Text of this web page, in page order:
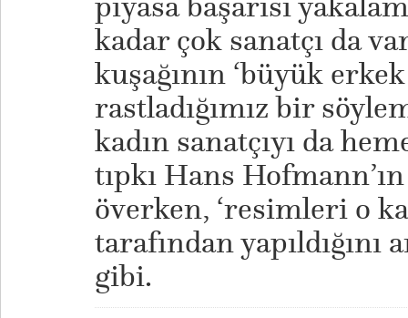
kadar çok sanatçı da
kuşağının ‘büyük
rastladığımız bir
kadın sanatçıyı da
tıpkı Hans
överken, ‘resimleri o
tarafından yapıldığını
gibi.